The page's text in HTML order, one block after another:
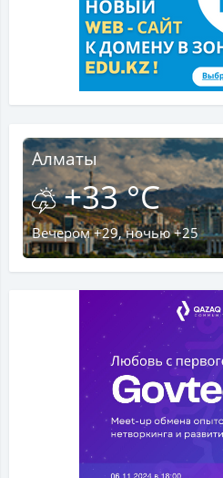
Алматы
+33 °C
Вечером +29, ночью +25